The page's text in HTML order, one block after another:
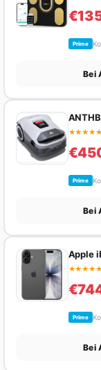
Prime
Bei
★★★★★
Prime
Bei
Apple
★★★★★
Prime
Bei